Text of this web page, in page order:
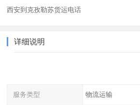
西安到克孜勒苏货运电话
详细说明
服务类型 物流运输